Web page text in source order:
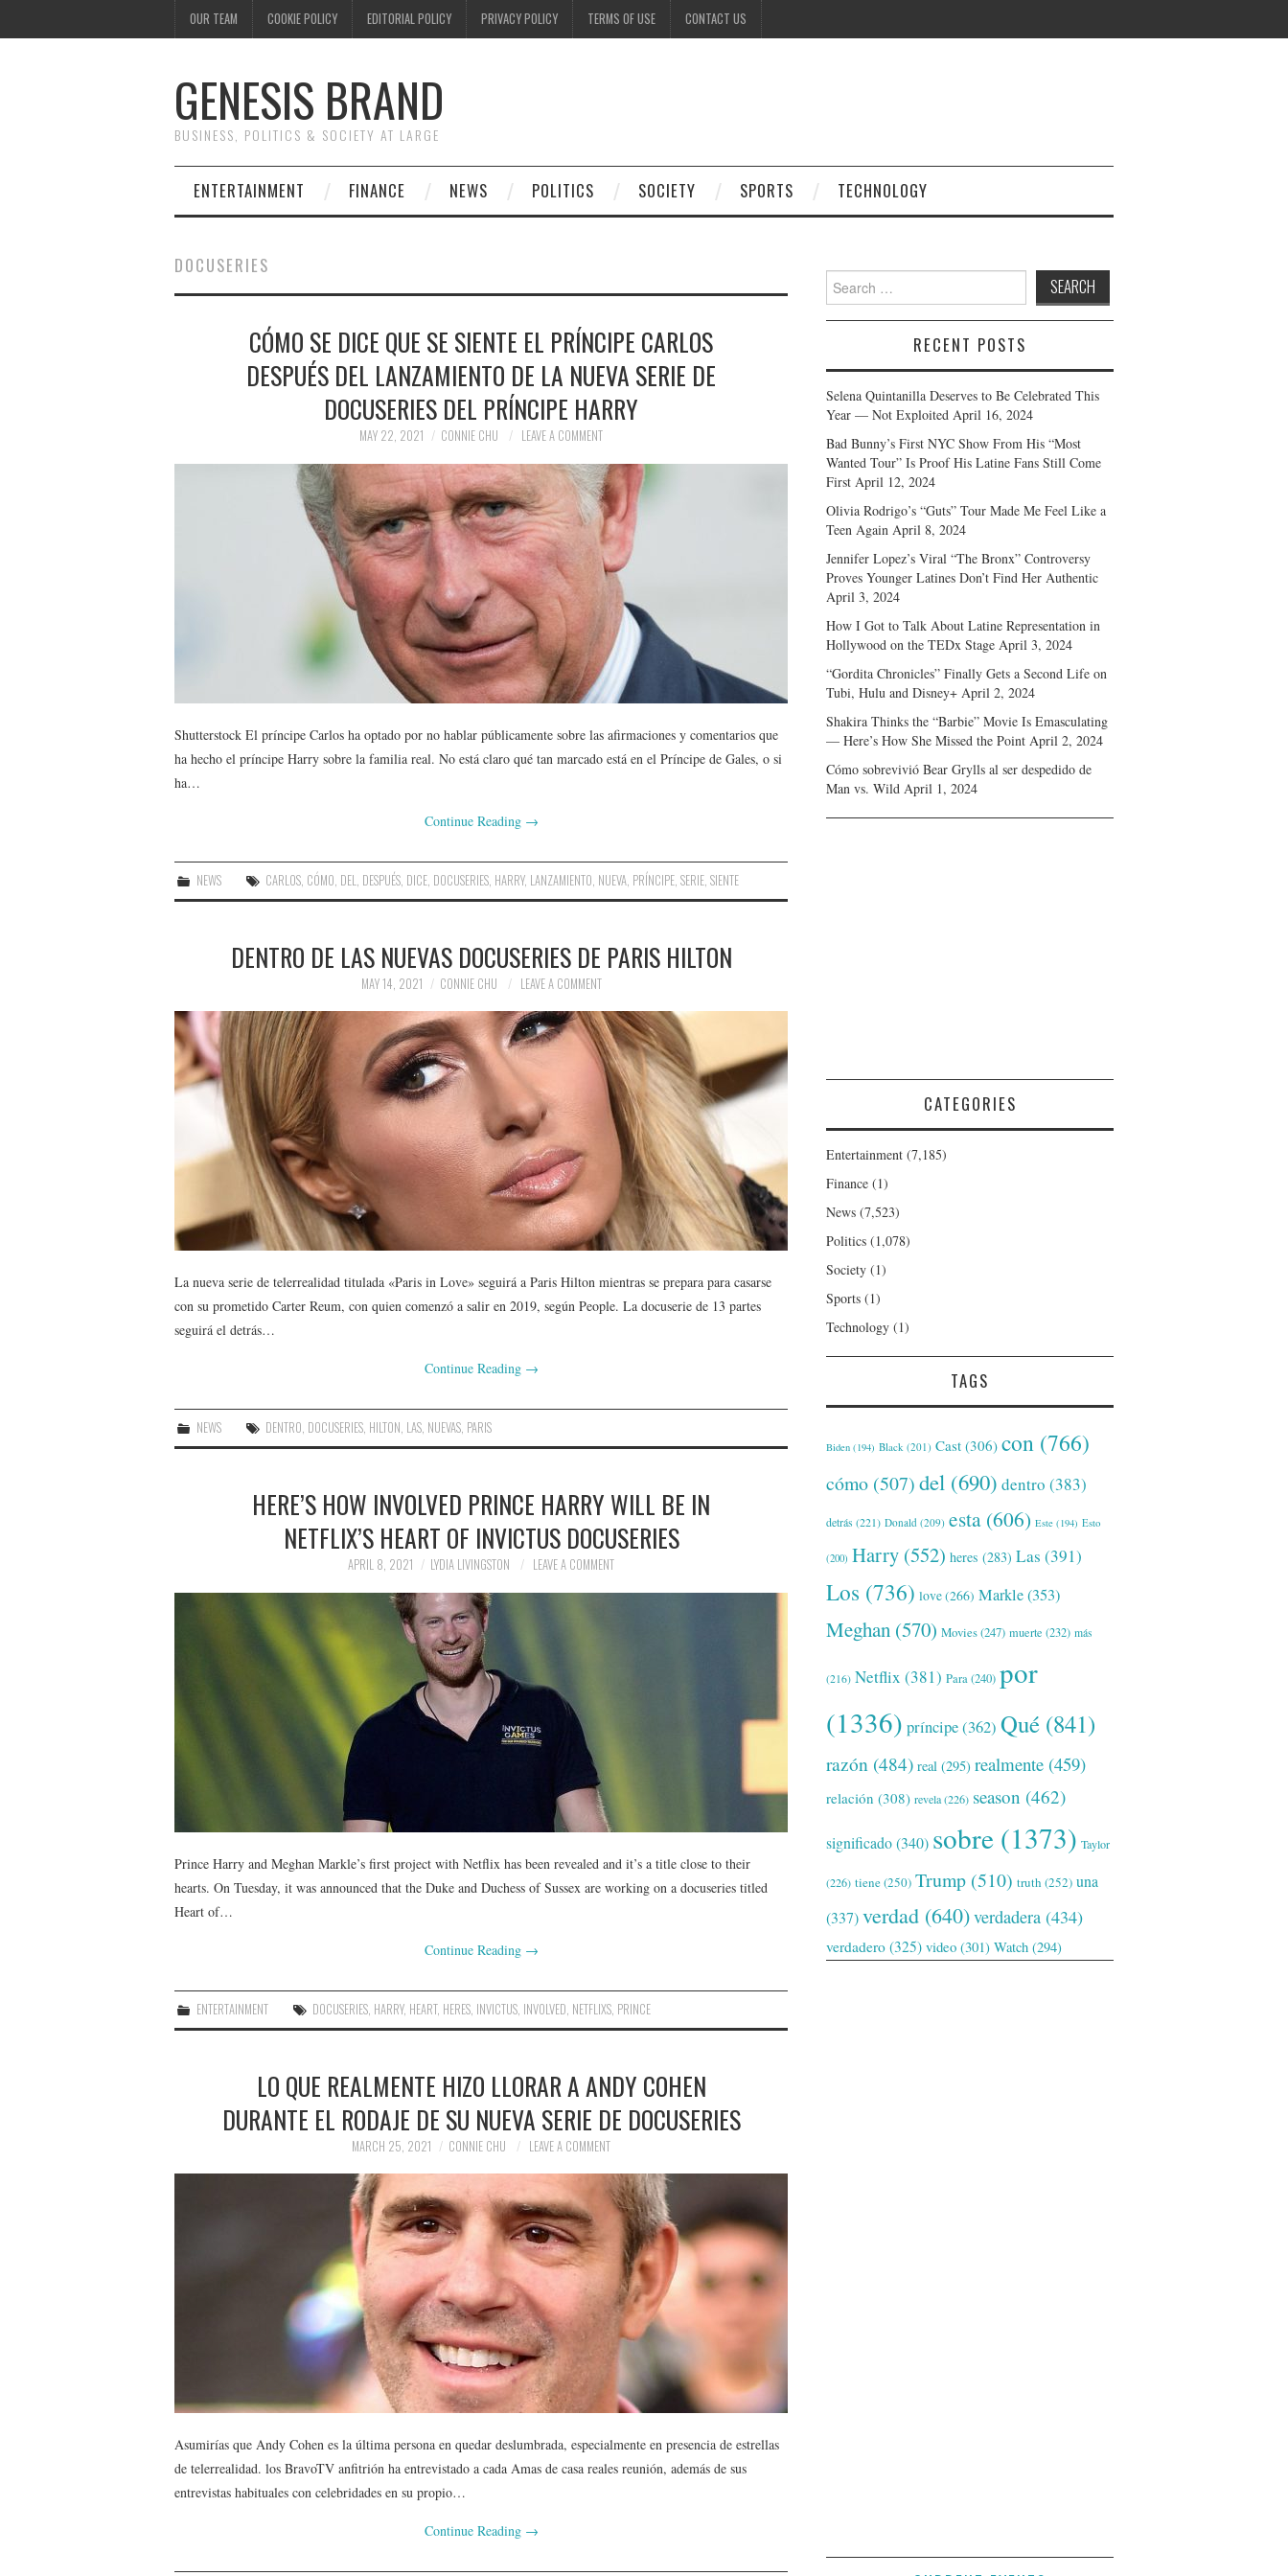
OUR TEAM COOKIE POLICY EDITORIAL POLICY PRIVACY POLICY TERMS OF USE CONTACT US
GENESIS BRAND
BUSINESS, POLITICS & SOCIETY AT LARGE
ENTERTAINMENT FINANCE NEWS POLITICS SOCIETY SPORTS TECHNOLOGY
DOCUSERIES
CÓMO SE DICE QUE SE SIENTE EL PRÍNCIPE CARLOS
DESPUÉS DEL LANZAMIENTO DE LA NUEVA SERIE DE
DOCUSERIES DEL PRÍNCIPE HARRY
MAY 22, 2021 CONNIE CHU LEAVE A COMMENT
Shutterstock El príncipe Carlos ha optado por no hablar públicamente sobre las afirmaciones y comentarios que
ha hecho el príncipe Harry sobre la familia real. No está claro qué tan marcado está en el Príncipe de Gales, o si
ha…
Continue Reading →
NEWS CARLOS CÓMO DEL DESPUÉS DICE DOCUSERIES HARRY, LANZAMIENTO NUEVA PRÍNCIPE ,SERIE ,SIENTE
DENTRO DE LAS NUEVAS DOCUSERIES DE PARIS HILTON
MAY 14, 2021 CONNIE CHU LEAVE A COMMENT
La nueva serie de telerrealidad titulada «Paris in Love» seguirá a Paris Hilton mientras se prepara para casarse
con su prometido Carter Reum, con quien comenzó a salir en 2019, según People. La docuserie de 13 partes
seguirá el detrás…
Continue Reading →
NEWS DENTRO, DOCUSERIES, HILTON, LAS, NUEVAS, PARIS
HERE’S HOW INVOLVED PRINCE HARRY WILL BE IN
NETFLIX’S HEART OF INVICTUS DOCUSERIES
APRIL 8, 2021 LYDIA LIVINGSTON LEAVE A COMMENT
Prince Harry and Meghan Markle’s first project with Netflix has been revealed and it’s a title close to their
hearts. On Tuesday, it was announced that the Duke and Duchess of Sussex are working on a docuseries titled
Heart of…
Continue Reading →
ENTERTAINMENT DOCUSERIES HARRY, HEART, HERES INVICTUS INVOLVED NETFLIXS PRINCE
LO QUE REALMENTE HIZO LLORAR A ANDY COHEN
DURANTE EL RODAJE DE SU NUEVA SERIE DE DOCUSERIES
MARCH 25, 2021 CONNIE CHU LEAVE A COMMENT
Asumirías que Andy Cohen es la última persona en quedar deslumbrada, especialmente en presencia de estrellas
de telerrealidad. los BravoTV anfitrión ha entrevistado a cada Amas de casa reales reunión, además de sus
entrevistas habituales con celebridades en su propio…
Continue Reading →
Search
for:
RECENT POSTS
Selena Quintanilla Deserves to Be Celebrated This
Year — Not Exploited April 16, 2024
Bad Bunny’s First NYC Show From His “Most
Wanted Tour” Is Proof His Latine Fans Still Come
First April 12, 2024
Olivia Rodrigo’s “Guts” Tour Made Me Feel Like a
Teen Again April 8, 2024
Jennifer Lopez’s Viral “The Bronx” Controversy
Proves Younger Latines Don’t Find Her Authentic
April 3, 2024
How I Got to Talk About Latine Representation in
Hollywood on the TEDx Stage April 3, 2024
“Gordita Chronicles” Finally Gets a Second Life on
Tubi, Hulu and Disney+ April 2, 2024
Shakira Thinks the “Barbie” Movie Is Emasculating
— Here’s How She Missed the Point April 2, 2024
Cómo sobrevivió Bear Grylls al ser despedido de
Man vs. Wild April 1, 2024
CATEGORIES
Entertainment (7,185)
Finance (1)
News (7,523)
Politics (1,078)
Society (1)
Sports (1)
Technology (1)
TAGS
Biden (194) Black (201) Cast (306) con (766)
cómo (507)del (690) dentro (383)
detrás (221) Donald (209) esta (606) Este (194) Esto
(200) Harry (552) heres (283) Las (391)
Los (736) love(266) Markle(353)
Meghan (570) Movies(247) muerte (232) más
(216) Netflix (381) Para(240) por
(1336) príncipe(362) Qué (841)
razón (484) real (295) realmente (459)
relación (308) revela(226) season (462)
significado(340) sobre (1373) Taylor
(226) tiene(250) Trump (510) truth (252) una
(337)verdad (640)verdadera (434)
verdadero (325) video (301) Watch (294)